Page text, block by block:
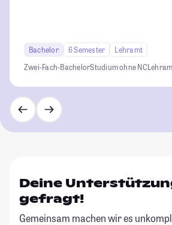
Bachelor 6 Semester
Lehramt
Zwei-Fach-BachelorStudium ohne NC
Deine
gefragt!
Gemeinsam machen wir es